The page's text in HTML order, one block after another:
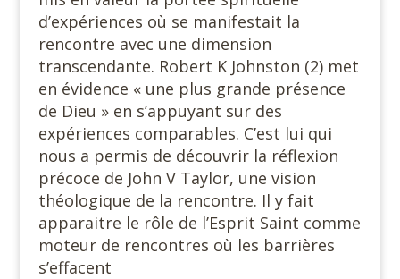
d’expériences où se manifestait la
rencontre avec une dimension
transcendante. Robert K Johnston (2) met
en évidence « une plus grande présence
de Dieu » en s’appuyant sur des
expériences comparables. C’est lui qui
nous a permis de découvrir la réflexion
précoce de John V Taylor, une vision
théologique de la rencontre. Il y fait
apparaitre le rôle de l’Esprit Saint comme
moteur de rencontres où les barrières
s’effacent